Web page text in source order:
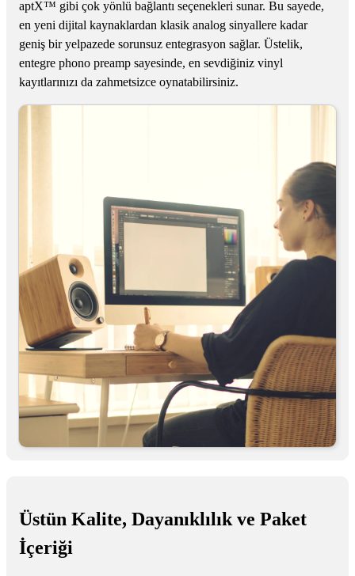
aptX™ gibi çok yönlü bağlantı seçenekleri sunar. Bu sayede,
en yeni dijital kaynaklardan klasik analog sinyallere kadar
geniş bir yelpazede sorunsuz entegrasyon sağlar. Üstelik,
entegre phono preamp sayesinde, en sevdiğiniz vinyl
kayıtlarınızı da zahmetsizce oynatabilirsiniz.
Üstün Kalite, Dayanıklılık ve Paket
İçeriği